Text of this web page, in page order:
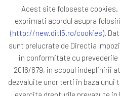
Primăria Sectorul 5
ANAF
Protocoale
GDPR
Harta Site
Acest site foloseste cookies.
exprimati acordul asupra
(http://new.ditl5.ro/cookies).
sunt prelucrate de Directia
in conformitate cu prevederile
2016/679, in scopul indeplinirii
dezvaluite unor terti in baza